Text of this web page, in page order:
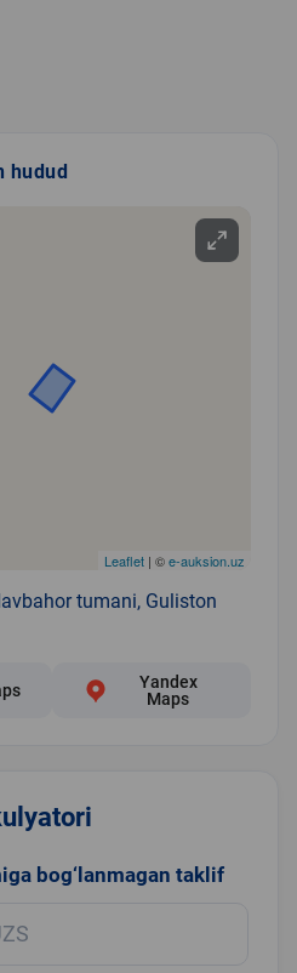
hudud
Leaflet| ©e-auksion.uz
tumani, Guliston
Yandex
Maps
bog‘lanmagan taklif